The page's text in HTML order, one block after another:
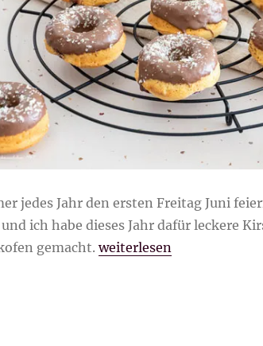
jedes Jahr den ersten Freitag Juni
und ich habe dieses Jahr dafür leckere
gemacht.„Kirsch-Donuts aus dem
weiterlesen